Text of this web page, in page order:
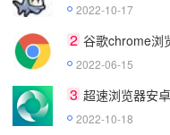
2022-10-17
2 谷歌chrome浏
2022-06-15
3 超速浏览器安
2022-10-18